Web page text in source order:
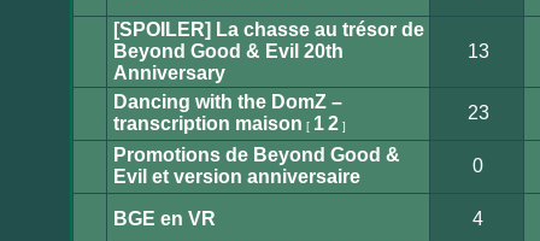
message
non
Aucun
message
non
[SPOILER] La chasse au trésor de
Beyond Good & Evil 20th
Anniversary
13
Aucun
message
non
Dancing with the DomZ –
transcription maison [ 1 2]
23
Aucun
message
non
Promotions de Beyond Good &
Evil et version anniversaire
0
BGE en VR 4